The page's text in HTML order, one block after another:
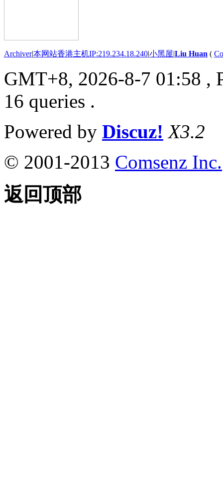
Archiver|本网站香港主机IP:219.234.18.240|小黑屋|Liu Huan (
GMT+8, 2026-8-7 01:58 ,
16 queries .
Powered by Discuz! X3.2
© 2001-2013 Comsenz Inc.
返回顶部